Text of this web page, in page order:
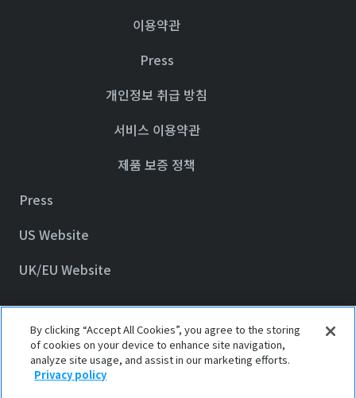
이용약관
Press
개인정보 취급 방침
서비스 이용약관
제품 보증 정책
Press
US Website
UK/EU Website
© 2023 Awair Inc.
Privacy
By clicking “Accept All Cookies”, you agree to the storing
of cookies on your device to enhance site navigation,
analyze site usage, and assist in our marketing efforts.
Privacy policy